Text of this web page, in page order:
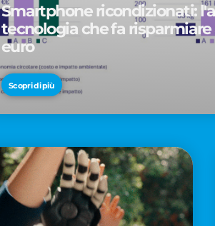
Smartphone ricondizionati:
tecnologia che fa
euro
Scopri di più